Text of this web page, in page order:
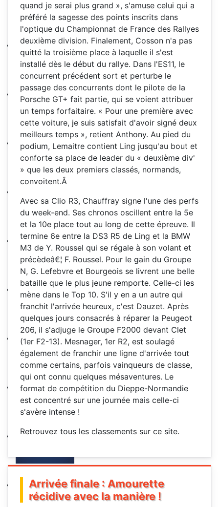
quand je serai plus grand », s'amuse celui qui a
préféré la sagesse des points inscrits dans
l'optique du Championnat de France des Rallyes
deuxième division. Finalement, Cosson n'a pas
quitté la troisième place à laquelle il s'est
installé dès le début du rallye. Dans l'ES11, le
concurrent précédent sort et perturbe le
passage des concurrents dont le pilote de la
Porsche GT+ fait partie, qui se voient attribuer
un temps forfaitaire. « Pour une première avec
cette voiture, je suis satisfait d'avoir signé deux
meilleurs temps », retient Anthony. Au pied du
podium, Lemaitre contient Ling jusqu'au bout et
conforte sa place de leader du « deuxième div'
» que les deux premiers classés, normands,
convoitent.Â
Avec sa Clio R3, Chauffray signe l'une des perfs
du week-end. Ses chronos oscillent entre la 5e
et la 10e place tout au long de cette épreuve. Il
termine 6e entre la DS3 R5 de Ling et la BMW
M3 de Y. Roussel qui se régale à son volant et
précèdeâ€¦ F. Roussel. Pour le gain du Groupe
N, G. Lefebvre et Bourgeois se livrent une belle
bataille que le plus jeune remporte. Celle-ci les
mène dans le Top 10. S'il y en a un autre qui
franchit l'arrivée heureux, c'est Dauzet. Après
quelques jours consacrés à réparer la Peugeot
206, il s'adjuge le Groupe F2000 devant Clet
(1er F2-13). Mesnager, 1er R2, est soulagé
également de franchir une ligne d'arrivée tout
comme certains, parfois vainqueurs de classe,
qui ont connu quelques mésaventures. Le
format de compétition du Dieppe-Normandie
est concentré sur une journée mais celle-ci
s'avère intense !
Retrouvez tous les classements sur ce site.
Arrivée finale : Amourette
récidive avec la manière !